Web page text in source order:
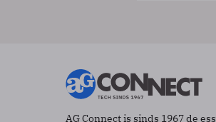
AG Connect is sinds 1967 de